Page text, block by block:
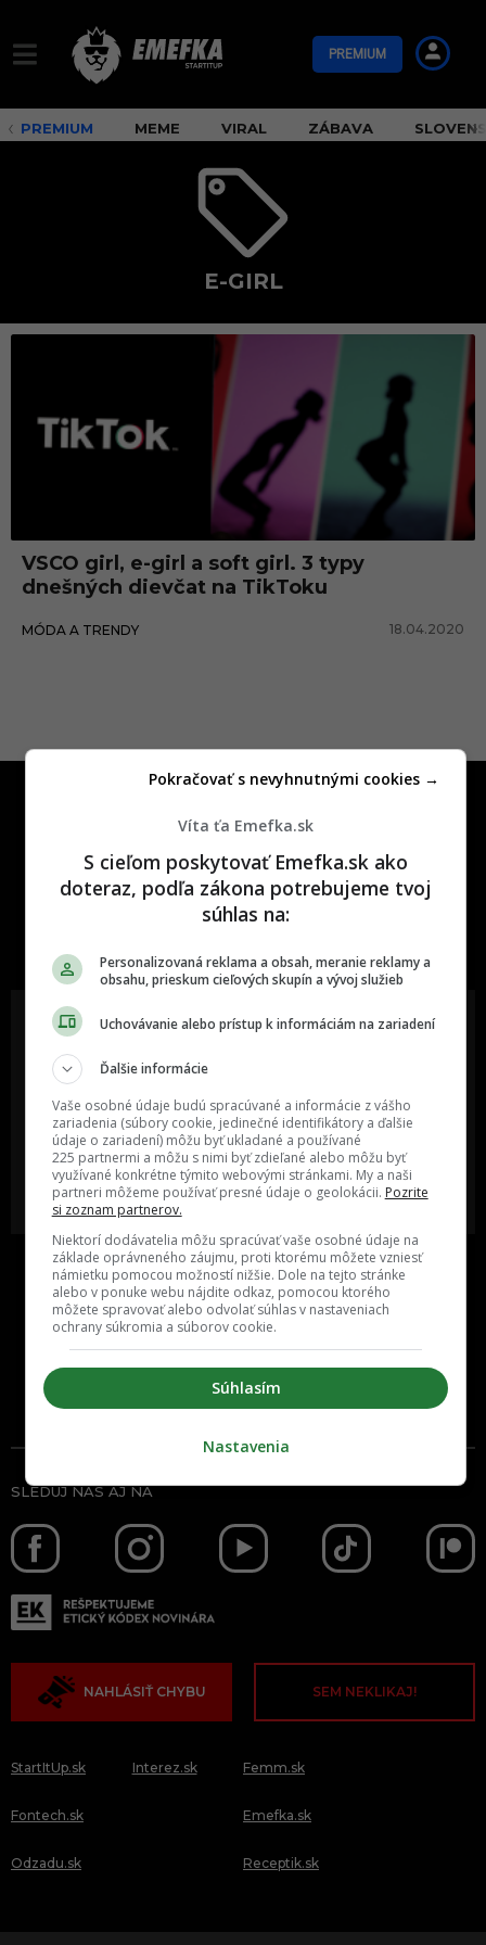
PREMIUM
PREMIUM MEME VIRAL ZÁBAVA
E-GIRL
VSCO girl, e-girl a soft girl. 3 typy
dnešných dievčat na TikToku
MÓDA A TRENDY 18.04.2020
One time najzábavnejšie miesto na
slovenskom internete, next time
Oslov reklamou viac ako milión
ľudí v rôznych vekových
kategóriách a na rôznych
sociálnych sieťach a nakopni svoj
biznis alebo produkt.
MÁM ZÁUJEM O
SPOLUPRÁCU
mali určite napísať?
POŠLI NÁM TIP NA ČLÁNOK
SLEDUJ NÁS AJ NA
NAHLÁSIŤ CHYBU SEM NEKLIKAJ!
StartItUp.sk
Fontech.sk
Odzadu.sk
Interez.sk Femm.sk
Emefka.sk
Receptik.sk
Víta ťa Emefka.sk
S cieľom poskytovať Emefka.sk ako
doteraz, podľa zákona potrebujeme tvoj
súhlas na:
Personalizovaná reklama a obsah, meranie reklamy a
obsahu, prieskum cieľových skupín a vývoj služieb
Uchovávanie alebo prístup k informáciám na zariadení
Ďalšie informácie
Vaše osobné údaje budú spracúvané a informácie z vášho
zariadenia (súbory cookie, jedinečné identifikátory a ďalšie
údaje o zariadení) môžu byť ukladané a používané
225 partnermi a môžu s nimi byť zdieľané alebo môžu byť
využívané konkrétne týmito webovými stránkami. My a naši
partneri môžeme používať presné údaje o geolokácii. Pozrite
si zoznam partnerov.
Niektorí dodávatelia môžu spracúvať vaše osobné údaje na
základe oprávneného záujmu, proti ktorému môžete vzniesť
námietku pomocou možností nižšie. Dole na tejto stránke
alebo v ponuke webu nájdite odkaz, pomocou ktorého
môžete spravovať alebo odvolať súhlas v nastaveniach
ochrany súkromia a súborov cookie.
Súhlasím
Pokračovať s nevyhnutnými cookies →
Nastavenia